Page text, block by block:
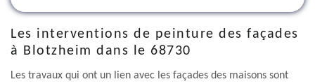
Les interventions de peinture des façades
à Blotzheim dans le 68730
Les travaux qui ont un lien avec les façades des maisons sont